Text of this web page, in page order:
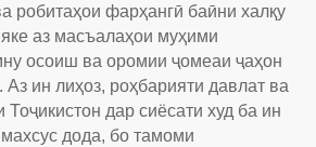
робитаҳои фарҳангӣ баӣни халқу
аз масъалаҳои муҳими
осоиш ва оромии ҷомеаи ҷаҳон
ин лиҳоз, роҳбарияти давлат ва
дар сиёсати худ ба ин
дода, бо тамоми